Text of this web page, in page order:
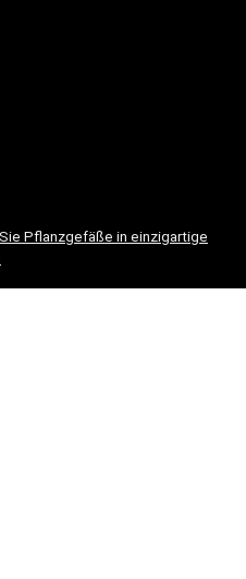
Pflanzgefäße in einzigartige